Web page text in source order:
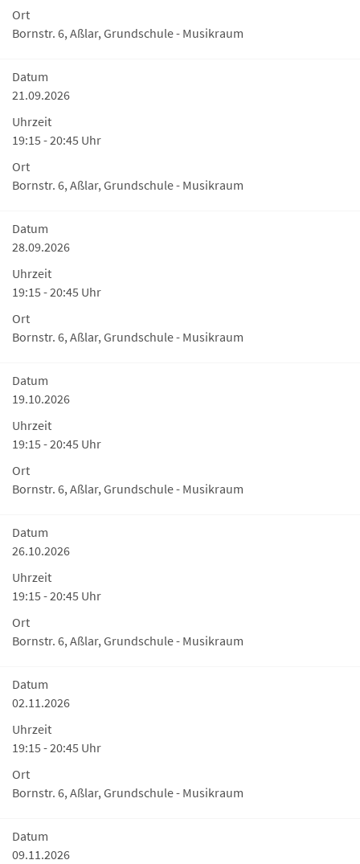
Ort
Bornstr. 6, Aßlar, Grundschule - Musikraum
Datum
21.09.2026
Uhrzeit
19:15 - 20:45 Uhr
Ort
Bornstr. 6, Aßlar, Grundschule - Musikraum
Datum
28.09.2026
Uhrzeit
19:15 - 20:45 Uhr
Ort
Bornstr. 6, Aßlar, Grundschule - Musikraum
Datum
19.10.2026
Uhrzeit
19:15 - 20:45 Uhr
Ort
Bornstr. 6, Aßlar, Grundschule - Musikraum
Datum
26.10.2026
Uhrzeit
19:15 - 20:45 Uhr
Ort
Bornstr. 6, Aßlar, Grundschule - Musikraum
Datum
02.11.2026
Uhrzeit
19:15 - 20:45 Uhr
Ort
Bornstr. 6, Aßlar, Grundschule - Musikraum
Datum
09.11.2026